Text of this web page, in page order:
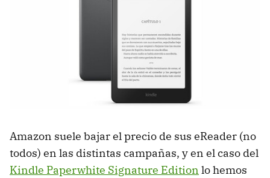
Amazon suele bajar el precio de sus eReader (no
todos) en las distintas campañas, y en el caso del
Kindle Paperwhite Signature Edition lo hemos